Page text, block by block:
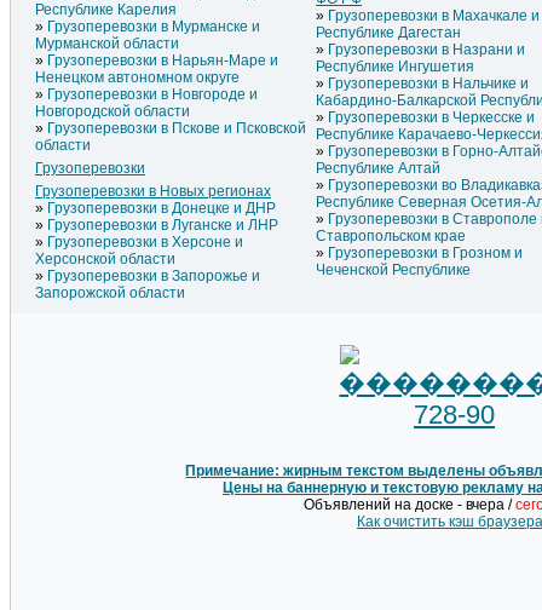
Республике Карелия
Грузоперевозки в Мурманске и
Мурманской области
Грузоперевозки в Нарьян-Маре и
Ненецком автономном округе
Грузоперевозки в Новгороде и
Новгородской области
Грузоперевозки в Пскове и Псковской
области
Грузоперевозки
Грузоперевозки в Новых регионах
Грузоперевозки в Донецке и ДНР
Грузоперевозки в Луганске и ЛНР
Грузоперевозки в Херсоне и
Херсонской области
Грузоперевозки в Запорожье и
Запорожской области
Грузоперевозки в Махачкале и
Республике Дагестан
Грузоперевозки в Назрани и
Республике Ингушетия
Грузоперевозки в Нальчике и
Кабардино-Балкарской
Грузоперевозки в Черкесске и
Республике Карачаево-
Грузоперевозки в Горно-
Республике Алтай
Грузоперевозки во
Республике Северная Осетия-
Грузоперевозки в Ставрополе
Ставропольском крае
Грузоперевозки в Грозном и
Чеченской Республике
Примечание: жирным текстом выделены
Цены на баннерную и текстовую рекламу
Объявлений на доске - вчера /
Как очистить кэш